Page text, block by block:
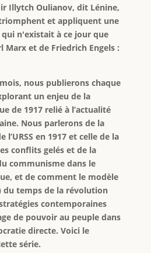
Illytch Oulianov, dit Lénine,
et appliquent une
n'existait à ce jour que
Marx et de Friedrich Engels :
nous publierons chaque
un enjeu de la
de 1917 relié à l’actualité
Nous parlerons de la
en 1917 et celle de la
conflits gelés et de la
communisme dans le
et de comment le modèle
du temps de la révolution
contemporaines
de pouvoir au peuple dans
directe. Voici le
série.